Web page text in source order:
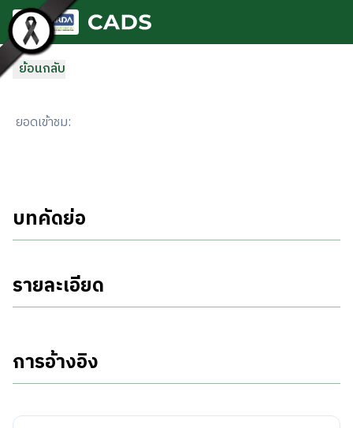
ข้ามไปยังเนื้อหาหลัก
ย้อนกลับ
ยอดเข้าชม:
บทคัดย่อ
รายละเอียด
การอ้างอิง